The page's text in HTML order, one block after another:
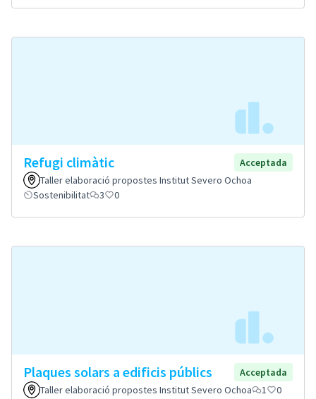
Refugi climàtic
Acceptada
Taller elaboració propostes Institut Severo Ochoa
Sostenibilitat
3 0
Plaques solars a edificis públics
Acceptada
Taller elaboració propostes Institut Severo Ochoa
1 0